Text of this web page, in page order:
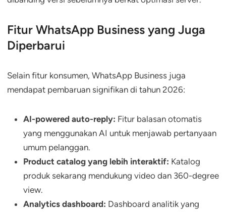
Fitur WhatsApp Business yang Juga
Diperbarui
Selain fitur konsumen, WhatsApp Business juga
mendapat pembaruan signifikan di tahun 2026:
AI-powered auto-reply: Fitur balasan otomatis
yang menggunakan AI untuk menjawab pertanyaan
umum pelanggan.
Product catalog yang lebih interaktif: Katalog
produk sekarang mendukung video dan 360-degree
view.
Analytics dashboard: Dashboard analitik yang